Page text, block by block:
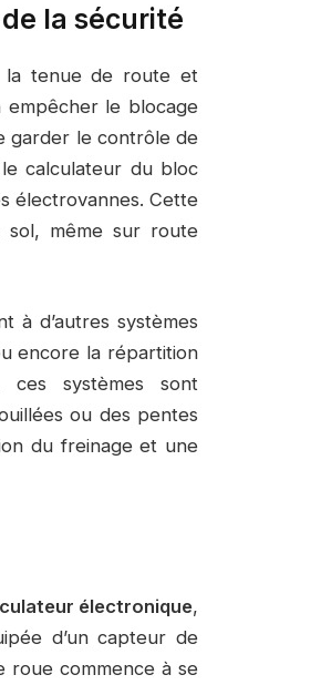
la sécurité
la tenue de route et
empêcher le blocage
garder le contrôle de
calculateur du bloc
électrovannes. Cette
sol, même sur route
à d’autres systèmes
encore la répartition
systèmes sont
ou des pentes
du freinage et une
électronique,
d’un capteur de
roue commence à se